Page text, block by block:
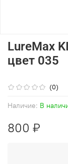
(0)
Наличие: В
LureMax
цвет 035
800 ₽